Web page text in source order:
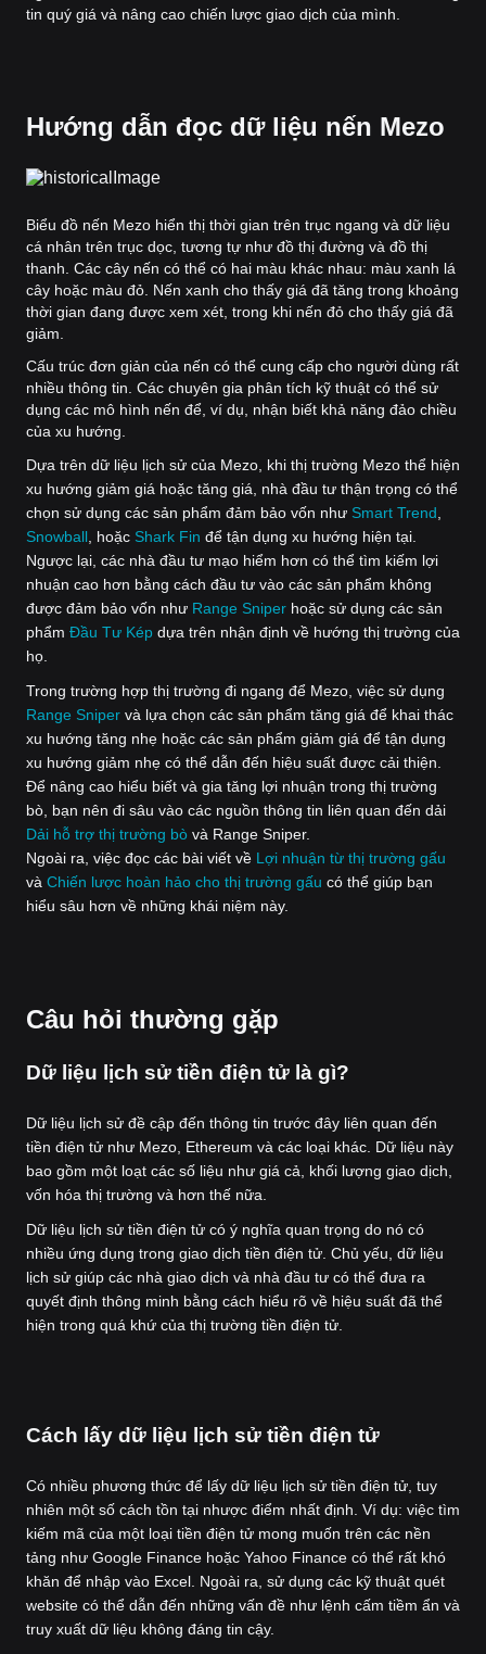
tin quý giá và nâng cao chiến lược giao dịch của mình.
Hướng dẫn đọc dữ liệu nến Mezo
Biểu đồ nến Mezo hiển thị thời gian trên trục ngang và dữ liệu
cá nhân trên trục dọc, tương tự như đồ thị đường và đồ thị
thanh. Các cây nến có thể có hai màu khác nhau: màu xanh lá
cây hoặc màu đỏ. Nến xanh cho thấy giá đã tăng trong khoảng
thời gian đang được xem xét, trong khi nến đỏ cho thấy giá đã
giảm.
Cấu trúc đơn giản của nến có thể cung cấp cho người dùng rất
nhiều thông tin. Các chuyên gia phân tích kỹ thuật có thể sử
dụng các mô hình nến để, ví dụ, nhận biết khả năng đảo chiều
của xu hướng.
Dựa trên dữ liệu lịch sử của Mezo, khi thị trường Mezo thể hiện
xu hướng giảm giá hoặc tăng giá, nhà đầu tư thận trọng có thể
chọn sử dụng các sản phẩm đảm bảo vốn như Smart Trend
Snowball , hoặc ‌Shark Fin để tận dụng xu hướng hiện tại.
Ngược lại, các nhà đầu tư mạo hiểm hơn có thể tìm kiếm lợi
nhuận cao hơn bằng cách đầu tư vào các sản phẩm không
được đảm bảo vốn như Range Sniper hoặc sử dụng các sản
phẩm Đầu Tư Kép dựa trên nhận định về hướng thị trường của
họ.
Trong trường hợp thị trường đi ngang để Mezo, việc sử dụng
Range Sniper và lựa chọn các sản phẩm tăng giá để khai thác
xu hướng tăng nhẹ hoặc các sản phẩm giảm giá để tận dụng
xu hướng giảm nhẹ có thể dẫn đến hiệu suất được cải thiện.
Để nâng cao hiểu biết và gia tăng lợi nhuận trong thị trường
bò, bạn nên đi sâu vào các nguồn thông tin liên quan đến dải
Dải hỗ trợ thị trường bò và Range Sniper.
Ngoài ra, việc đọc các bài viết về Lợi nhuận từ thị trường gấu
và Chiến lược hoàn hảo cho thị trường gấu có thể giúp bạn
hiểu sâu hơn về những khái niệm này.
Câu hỏi thường gặp
Dữ liệu lịch sử tiền điện tử là gì?
Dữ liệu lịch sử đề cập đến thông tin trước đây liên quan đến
tiền điện tử như Mezo, Ethereum và các loại khác. Dữ liệu này
bao gồm một loạt các số liệu như giá cả, khối lượng giao dịch,
vốn hóa thị trường và hơn thế nữa.
Dữ liệu lịch sử tiền điện tử có ý nghĩa quan trọng do nó có
nhiều ứng dụng trong giao dịch tiền điện tử. Chủ yếu, dữ liệu
lịch sử giúp các nhà giao dịch và nhà đầu tư có thể đưa ra
quyết định thông minh bằng cách hiểu rõ về hiệu suất đã thể
hiện trong quá khứ của thị trường tiền điện tử.
Cách lấy dữ liệu lịch sử tiền điện tử
Có nhiều phương thức để lấy dữ liệu lịch sử tiền điện tử, tuy
nhiên một số cách tồn tại nhược điểm nhất định. Ví dụ: việc tìm
kiếm mã của một loại tiền điện tử mong muốn trên các nền
tảng như Google Finance hoặc Yahoo Finance có thể rất khó
khăn để nhập vào Excel. Ngoài ra, sử dụng các kỹ thuật quét
website có thể dẫn đến những vấn đề như lệnh cấm tiềm ẩn và
truy xuất dữ liệu không đáng tin cậy.